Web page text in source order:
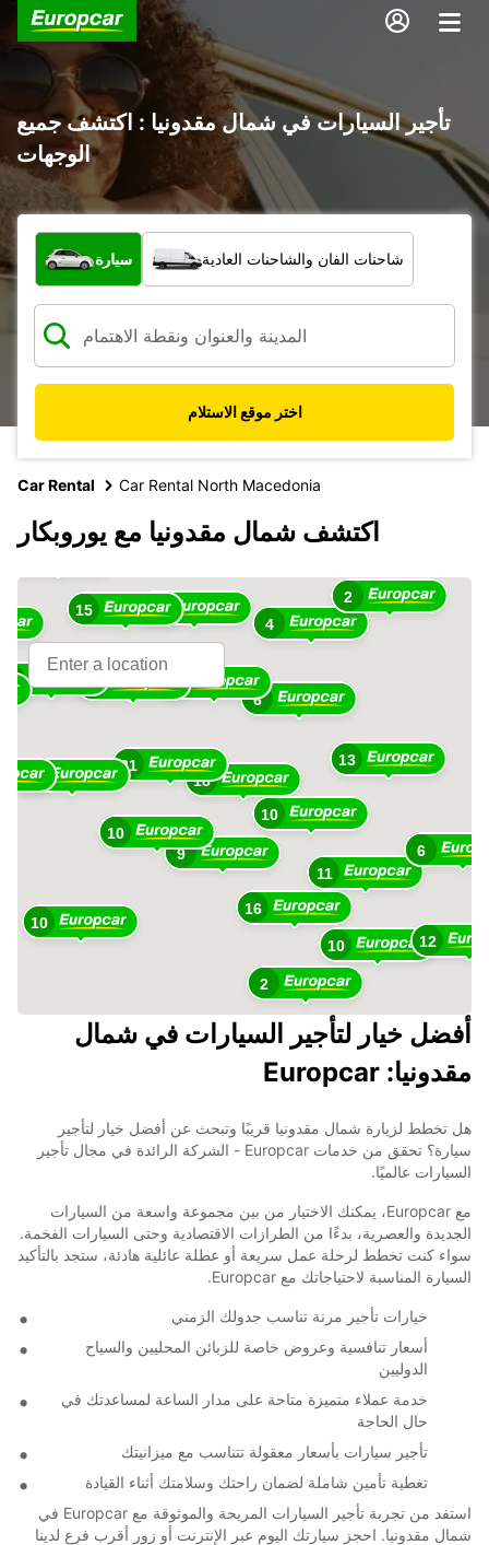
تأجير السيارات في شمال مقدونيا : اكتشف جميع
الوجهات
ما نوع المركبة؟
سيارة شاحنات الفان والشاحنات العادية
اختر موقع الاستلام
Car Rental Car Rental North Macedonia
اكتشف شمال مقدونيا مع يوروبكار
18
9
10
21
10
6
7
16
13
11
7
31
4
12
15
2
10
10
28
6
2
12
أفضل خيار لتأجير السيارات في شمال
مقدونيا: Europcar
هل تخطط لزيارة شمال مقدونيا قريبًا وتبحث عن أفضل خيار لتأجير
سيارة؟ تحقق من خدمات Europcar - الشركة الرائدة في مجال تأجير
السيارات عالميًا.
مع Europcar، يمكنك الاختيار من بين مجموعة واسعة من السيارات
الجديدة والعصرية، بدءًا من الطرازات الاقتصادية وحتى السيارات الفخمة.
سواء كنت تخطط لرحلة عمل سريعة أو عطلة عائلية هادئة، ستجد بالتأكيد
السيارة المناسبة لاحتياجاتك مع Europcar.
خيارات تأجير مرنة تناسب جدولك الزمني
أسعار تنافسية وعروض خاصة للزبائن المحليين والسياح
الدوليين
خدمة عملاء متميزة متاحة على مدار الساعة لمساعدتك في
حال الحاجة
تأجير سيارات بأسعار معقولة تتناسب مع ميزانيتك
تغطية تأمين شاملة لضمان راحتك وسلامتك أثناء القيادة
استفد من تجربة تأجير السيارات المريحة والموثوقة مع Europcar في
شمال مقدونيا. احجز سيارتك اليوم عبر الإنترنت أو زور أقرب فرع لدينا